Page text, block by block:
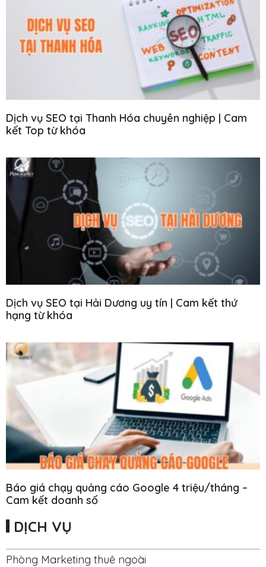
Dịch vụ SEO tại Thanh Hóa chuyên nghiệp | Cam
kết Top từ khóa
Dịch vụ SEO tại Hải Dương uy tín | Cam kết thứ
hạng từ khóa
Báo giá chạy quảng cáo Google 4 triệu/tháng –
Cam kết doanh số
DỊCH VỤ
Phòng Marketing thuê ngoài